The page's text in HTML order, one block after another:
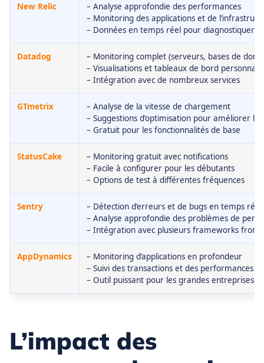
New Relic
– Analyse approfondie des performances
– Monitoring des applications et de
– Données en temps réel pour diagnostiquer
Datadog
– Monitoring complet (serveurs, bases de
– Visualisations et tableaux de bord
– Intégration avec de nombreux services
GTmetrix
– Analyse de la vitesse de chargement
– Suggestions d’optimisation pour améliorer
– Gratuit pour les fonctionnalités de base
StatusCake
– Monitoring gratuit avec notifications
– Facile à configurer pour les débutants
– Options de test à différentes fréquences
Sentry
– Détection d’erreurs et de bugs en temps réel
– Analyse approfondie des problèmes de
– Intégration avec plusieurs frameworks front-
AppDynamics
– Monitoring d’applications en profondeur
– Suivi des transactions et des performances
– Outil puissant pour les grandes entreprises
L’impact des